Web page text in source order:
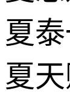
夏泰
夏